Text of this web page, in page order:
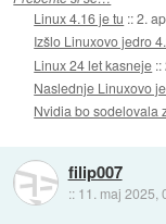
Linux 4.16 je tu ::2.
Izšlo Linuxovo jedro
Linux 24 let kasneje ::
Naslednje Linuxovo
Nvidia bo sodelovala
filip007
:: 11. maj 2025,